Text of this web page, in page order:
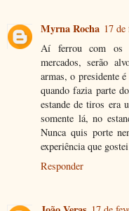
Myrna Rocha 17
Aí ferrou com os
mercados, serão
armas, o presidente
quando fazia parte
estande de tiros era
somente lá, no
Nunca quis porte
experiência que
Responder